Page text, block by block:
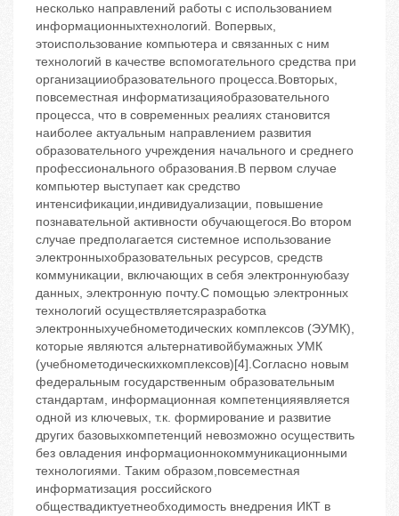
несколько направлений работы с использованием
информационныхтехнологий. Вопервых,
этоиспользование компьютера и связанных с ним
технологий в качестве вспомогательного средства при
организацииобразовательного процесса.Вовторых,
повсеместная информатизацияобразовательного
процесса, что в современных реалиях становится
наиболее актуальным направлением развития
образовательного учреждения начального и среднего
профессионального образования.В первом случае
компьютер выступает как средство
интенсификации,индивидуализации, повышение
познавательной активности обучающегося.Во втором
случае предполагается системное использование
электронныхобразовательных ресурсов, средств
коммуникации, включающих в себя электроннуюбазу
данных, электронную почту.С помощью электронных
технологий осуществляетсяразработка
электронныхучебнометодических комплексов (ЭУМК),
которые являются альтернативойбумажных УМК
(учебнометодическихкомплексов)[4].Согласно новым
федеральным государственным образовательным
стандартам, информационная компетенцияявляется
одной из ключевых, т.к. формирование и развитие
других базовыхкомпетенций невозможно осуществить
без овладения информационнокоммуникационными
технологиями. Таким образом,повсеместная
информатизация российского
обществадиктуетнеобходимость внедрения ИКТ в